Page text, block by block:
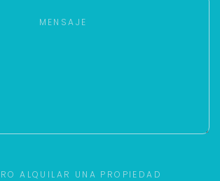
ALQUILAR UNA PROPIEDAD